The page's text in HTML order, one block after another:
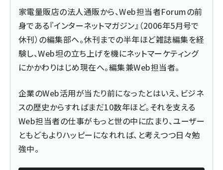
家電量販店の法人通販から、Web担当者Forumの前
身である『インターネットマガジン』（2006年5月号で
休刊）の編集部へ。休刊までの半年ほど雑誌編集を経
験し、Web坦の立ち上げを機にネットマーケティング
にかかわりはじめ現在へ。編集兼Web担当者。
企業のWeb活用が当たり前になったとはいえ、ビジネ
スの歴史からすればまだ10数年ほど。それを支える
Web担当者の仕事がもっと世の中に広まり、ユーザー
ともどもよりハッピーになれれば、と考えつつ日々勉
強中。